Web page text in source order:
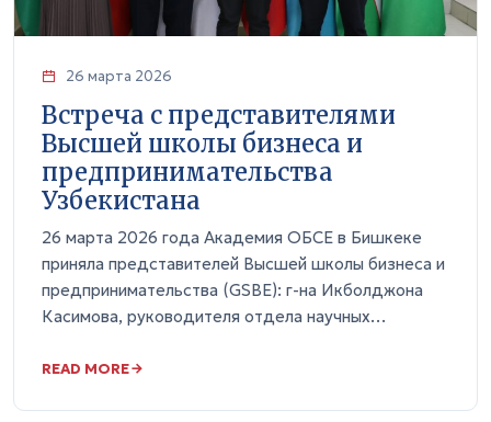
26 марта 2026
Встреча с представителями
Высшей школы бизнеса и
предпринимательства
Узбекистана
26 марта 2026 года Академия ОБСЕ в Бишкеке
приняла представителей Высшей школы бизнеса и
предпринимательства (GSBE): г-на Икболджона
Касимова, руководителя отдела научных…
READ MORE